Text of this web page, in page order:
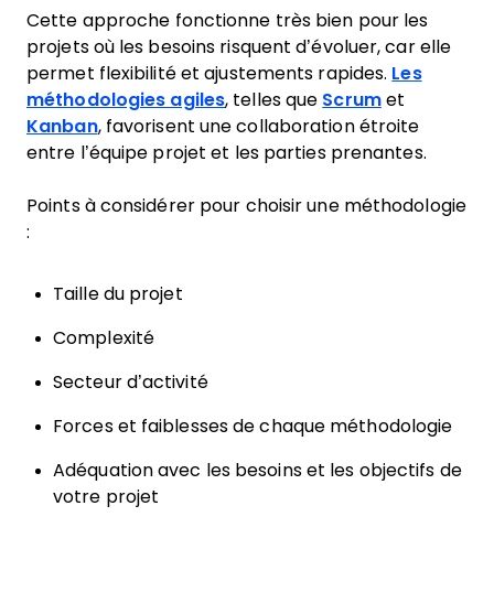
Cette approche fonctionne très bien pour les
projets où les besoins risquent d’évoluer, car elle
permet flexibilité et ajustements rapides. Les
méthodologies agiles, telles que Scrumet
Kanban, favorisent une collaboration étroite
entre l’équipe projet et les parties prenantes.
Points à considérer pour choisir une méthodologie
:
Taille du projet
Complexité
Secteur d’activité
Forces et faiblesses de chaque méthodologie
Adéquation avec les besoins et les objectifs de
votre projet